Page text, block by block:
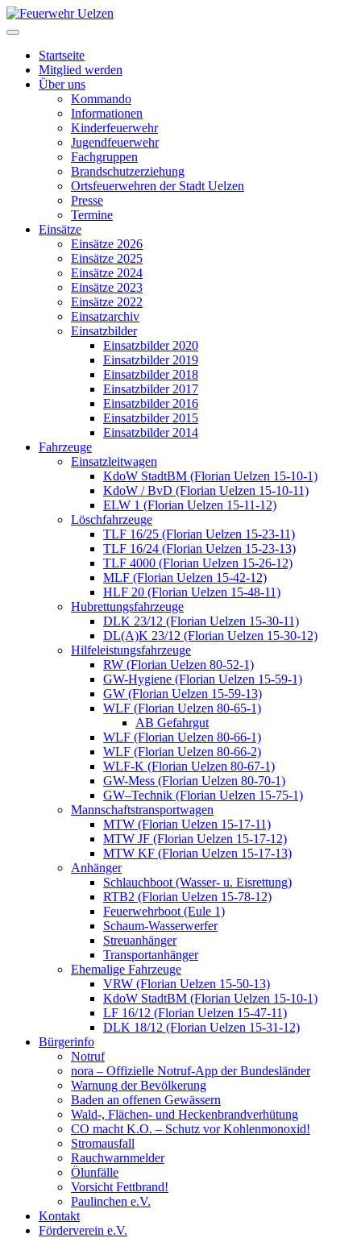
Startseite
Mitglied werden
Über uns
Kommando
Informationen
Kinderfeuerwehr
Jugendfeuerwehr
Fachgruppen
Brandschutzerziehung
Ortsfeuerwehren der Stadt Uelzen
Presse
Termine
Einsätze
Einsätze 2026
Einsätze 2025
Einsätze 2024
Einsätze 2023
Einsätze 2022
Einsatzarchiv
Einsatzbilder
Einsatzbilder 2020
Einsatzbilder 2019
Einsatzbilder 2018
Einsatzbilder 2017
Einsatzbilder 2016
Einsatzbilder 2015
Einsatzbilder 2014
Fahrzeuge
Einsatzleitwagen
KdoW StadtBM (Florian Uelzen 15-10-1)
KdoW / BvD (Florian Uelzen 15-10-11)
ELW 1 (Florian Uelzen 15-11-12)
Löschfahrzeuge
TLF 16/25 (Florian Uelzen 15-23-11)
TLF 16/24 (Florian Uelzen 15-23-13)
TLF 4000 (Florian Uelzen 15-26-12)
MLF (Florian Uelzen 15-42-12)
HLF 20 (Florian Uelzen 15-48-11)
Hubrettungsfahrzeuge
DLK 23/12 (Florian Uelzen 15-30-11)
DL(A)K 23/12 (Florian Uelzen 15-30-12)
Hilfeleistungsfahrzeuge
RW (Florian Uelzen 80-52-1)
GW-Hygiene (Florian Uelzen 15-59-1)
GW (Florian Uelzen 15-59-13)
WLF (Florian Uelzen 80-65-1)
AB Gefahrgut
WLF (Florian Uelzen 80-66-1)
WLF (Florian Uelzen 80-66-2)
WLF-K (Florian Uelzen 80-67-1)
GW-Mess (Florian Uelzen 80-70-1)
GW–Technik (Florian Uelzen 15-75-1)
Mannschaftstransportwagen
MTW (Florian Uelzen 15-17-11)
MTW JF (Florian Uelzen 15-17-12)
MTW KF (Florian Uelzen 15-17-13)
Anhänger
Schlauchboot (Wasser- u. Eisrettung)
RTB2 (Florian Uelzen 15-78-12)
Feuerwehrboot (Eule 1)
Schaum-Wasserwerfer
Streuanhänger
Transportanhänger
Ehemalige Fahrzeuge
VRW (Florian Uelzen 15-50-13)
KdoW StadtBM (Florian Uelzen 15-10-1)
LF 16/12 (Florian Uelzen 15-47-11)
DLK 18/12 (Florian Uelzen 15-31-12)
Bürgerinfo
Notruf
nora – Offizielle Notruf-App der Bundesländer
Warnung der Bevölkerung
Baden an offenen Gewässern
Wald-, Flächen- und Heckenbrandverhütung
CO macht K.O. – Schutz vor Kohlenmonoxid!
Stromausfall
Rauchwarnmelder
Ölunfälle
Vorsicht Fettbrand!
Paulinchen e.V.
Kontakt
Förderverein e.V.